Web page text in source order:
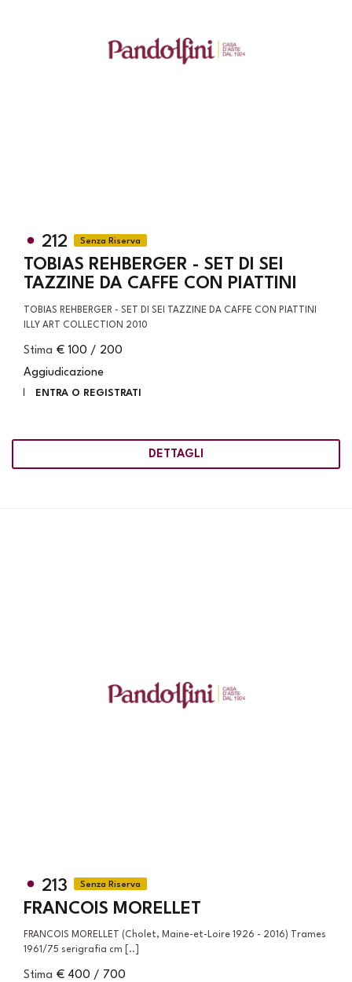
212
TOBIAS REHBERGER - SET DI SEI
TAZZINE DA CAFFE CON PIATTINI
ILLY ART COLLECTION 2010
Stima € 100 / 200
Aggiudicazione
ENTRA O REGISTRATI
DETTAGLI
213
FRANCOIS MORELLET
FRANCOIS MORELLET (Cholet, Maine-et-Loire 1926 - 2016) Trames
1961/75 serigrafia cm [..]
Stima € 400 / 700